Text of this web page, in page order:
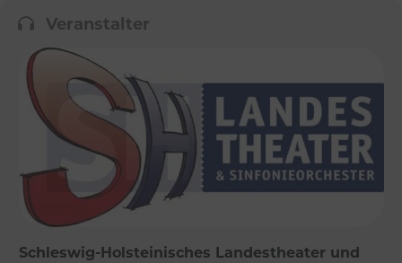
Veranstalter
Schleswig-Holsteinisches Landestheater und